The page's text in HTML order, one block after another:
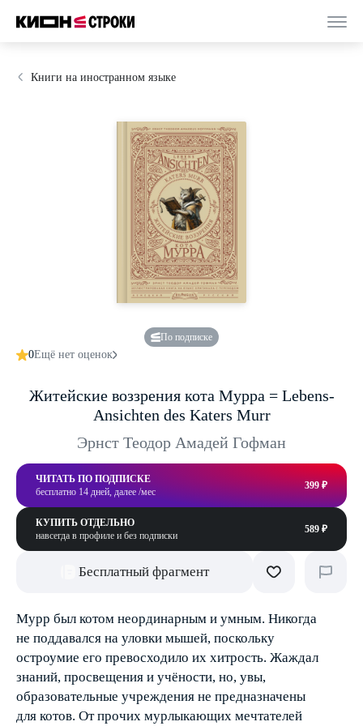
Книги на иностранном языке
По подписке
0Ещё нет оценок
Житейские воззрения кота Мурра = Lebens-
Ansichten des Katers Murr
Эрнст Теодор Амадей Гофман
ЧИТАТЬ ПО ПОДПИСКЕ
бесплатно 14 дней, далее /мес
399 ₽
КУПИТЬ ОТДЕЛЬНО
навсегда в профиле и без подписки
589 ₽
Бесплатный фрагмент
Мурр был котом неординарным и умным. Никогда
не поддавался на уловки мышей, поскольку
остроумие его превосходило их хитрость. Жаждал
знаний, просвещения и учёности, но, увы,
образовательные учреждения не предназначены
для котов. От прочих мурлыкающих мечтателей